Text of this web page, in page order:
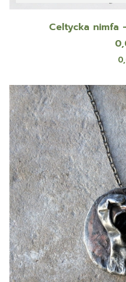
Celtycka nimfa